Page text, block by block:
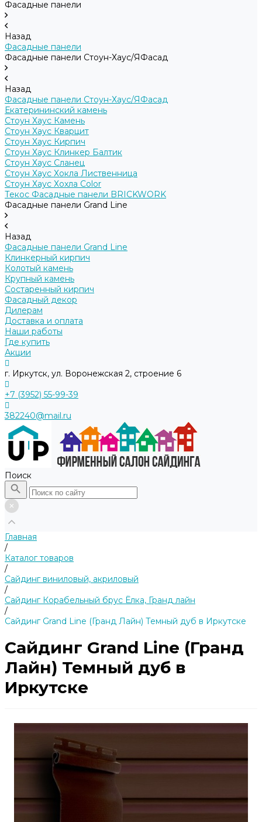
Фасадные панели
Назад
Фасадные панели
Фасадные панели Стоун-Хаус/ЯФасад
Назад
Фасадные панели Стоун-Хаус/ЯФасад
Екатерининский камень
Стоун Хаус Камень
Стоун Хаус Кварцит
Стоун Хаус Кирпич
Стоун Хаус Клинкер Балтик
Стоун Хаус Сланец
Стоун Хаус Хокла Лиственница
Стоун Хаус Хохла Color
Текос Фасадные панели BRICKWORK
Фасадные панели Grand Line
Назад
Фасадные панели Grand Line
Клинкерный кирпич
Колотый камень
Крупный камень
Состаренный кирпич
Фасадный декор
Дилерам
Доставка и оплата
Наши работы
Где купить
Акции
г. Иркутск, ул. Воронежская 2, строение 6
+7 (3952) 55-99-39
382240@mail.ru
Поиск
Главная
/
Каталог товаров
/
Сайдинг виниловый, акриловый
/
Сайдинг Корабельный брус Ёлка, Гранд лайн
/
Сайдинг Grand Line (Гранд Лайн) Темный дуб в Иркутске
Сайдинг Grand Line (Гранд
Лайн) Темный дуб в
Иркутске